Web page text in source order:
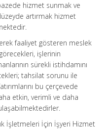
hizmet sunmak ve
artırmak hizmet
faaliyet gösteren meslek
işlerinin
sürekli istihdamını
tahsilat sorunu ile
bu çerçevede
etkin, verimli ve daha
İşletmeleri İçin İşyeri Hizmet